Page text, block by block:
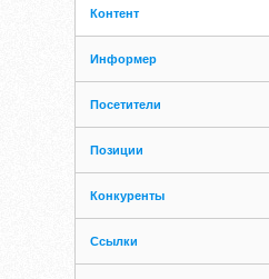
Контент
Информер
Посетители
Позиции
Конкуренты
Ссылки